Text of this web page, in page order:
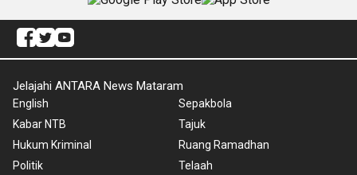
Jelajahi ANTARA News Mataram
English
Kabar NTB
Hukum Kriminal
Politik
Sepakbola
Tajuk
Ruang Ramadhan
Telaah